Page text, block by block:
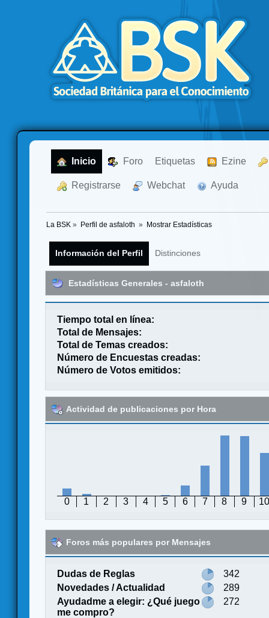
Inicio Foro Etiquetas Ezine
Registrarse Webchat Ayuda
La BSK » Perfil de asfaloth » Mostrar Estadísticas
Información del Perfil Distinciones
Estadísticas Generales - asfaloth
Tiempo total en línea:
Total de Mensajes:
Total de Temas creados:
Número de Encuestas creadas:
Número de Votos emitidos:
Actividad de publicaciones por Hora
0 1 2 3 4 5 6 7 8 9 10
Foros más populares por Mensajes
Dudas de Reglas
342
Novedades / Actualidad
289
Ayudadme a elegir: ¿Qué juego
me compro?
272